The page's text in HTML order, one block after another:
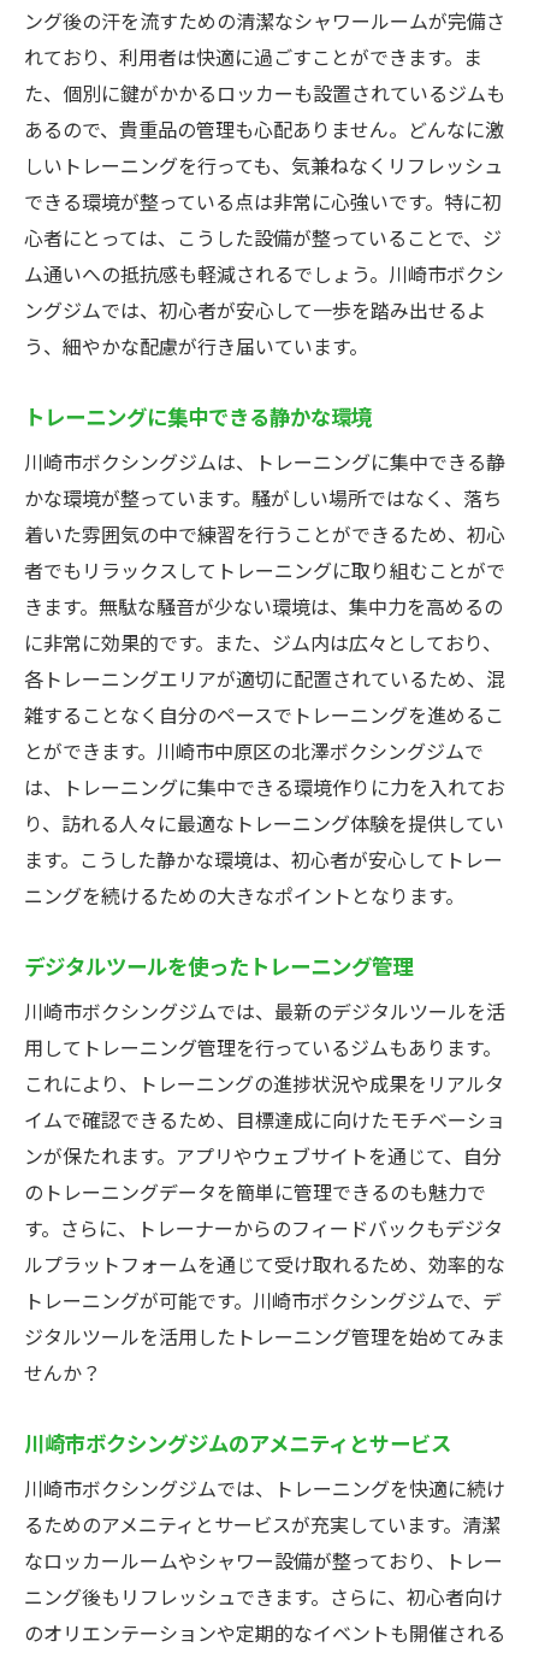
ング後の汗を流すための清潔なシャワールームが完備さ
れており、利用者は快適に過ごすことができます。ま
た、個別に鍵がかかるロッカーも設置されているジムも
あるので、貴重品の管理も心配ありません。どんなに激
しいトレーニングを行っても、気兼ねなくリフレッシュ
できる環境が整っている点は非常に心強いです。特に初
心者にとっては、こうした設備が整っていることで、ジ
ム通いへの抵抗感も軽減されるでしょう。川崎市ボクシ
ングジムでは、初心者が安心して一歩を踏み出せるよ
う、細やかな配慮が行き届いています。
トレーニングに集中できる静かな環境
川崎市ボクシングジムは、トレーニングに集中できる静
かな環境が整っています。騒がしい場所ではなく、落ち
着いた雰囲気の中で練習を行うことができるため、初心
者でもリラックスしてトレーニングに取り組むことがで
きます。無駄な騒音が少ない環境は、集中力を高めるの
に非常に効果的です。また、ジム内は広々としており、
各トレーニングエリアが適切に配置されているため、混
雑することなく自分のペースでトレーニングを進めるこ
とができます。川崎市中原区の北澤ボクシングジムで
は、トレーニングに集中できる環境作りに力を入れてお
り、訪れる人々に最適なトレーニング体験を提供してい
ます。こうした静かな環境は、初心者が安心してトレー
ニングを続けるための大きなポイントとなります。
デジタルツールを使ったトレーニング管理
川崎市ボクシングジムでは、最新のデジタルツールを活
用してトレーニング管理を行っているジムもあります。
これにより、トレーニングの進捗状況や成果をリアルタ
イムで確認できるため、目標達成に向けたモチベーショ
ンが保たれます。アプリやウェブサイトを通じて、自分
のトレーニングデータを簡単に管理できるのも魅力で
す。さらに、トレーナーからのフィードバックもデジタ
ルプラットフォームを通じて受け取れるため、効率的な
トレーニングが可能です。川崎市ボクシングジムで、デ
ジタルツールを活用したトレーニング管理を始めてみま
せんか？
川崎市ボクシングジムのアメニティとサービス
川崎市ボクシングジムでは、トレーニングを快適に続け
るためのアメニティとサービスが充実しています。清潔
なロッカールームやシャワー設備が整っており、トレー
ニング後もリフレッシュできます。さらに、初心者向け
のオリエンテーションや定期的なイベントも開催される